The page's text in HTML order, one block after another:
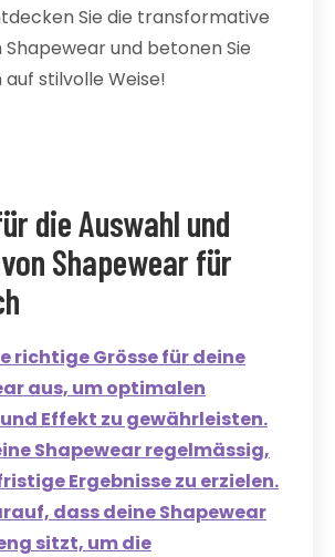
Sie die transformative
Shapewear und betonen Sie
stilvolle Weise!
die Auswahl und
Shapewear für
richtige Grösse für deine
aus, um optimalen
Effekt zu gewährleisten.
Shapewear regelmässig,
Ergebnisse zu erzielen.
dass deine Shapewear
sitzt, um die